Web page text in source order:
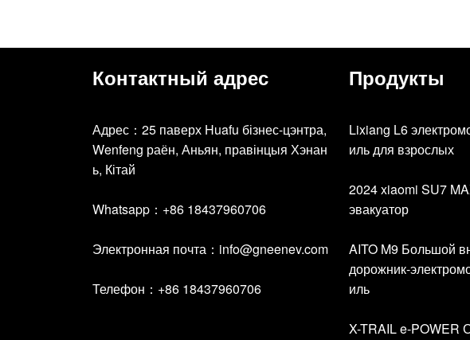
Контактный адрес
Адрес：25 паверх Huafu бізнес-цэнтра,
Wenfeng раён, Аньян, правінцыя Хэнан
ь, Кітай
Whatsapp：+86 18437960706
Электронная почта： info@gneenev.com
Телефон：+86 18437960706
Продукты
Lixiang L6
иль для взрослых
2024 xiaomi SU7
эвакуатор
AITO M9 Большой
дорожник-
иль
X-TRAIL e-POWER